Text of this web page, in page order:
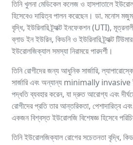
তিনি খুলনা মেডিকেল কলেজ ও হাসপাতালে
হিসেবেও দায়িত্ব পালন করেছেন। ডা. মনোস
বৃদ্ধি, ইউরিনারি ট্র্যাক্ট ইনফেকশন (UTI),
ব্লাড ইন ইউরিন, কিডনি ও ইউরিনারি ট্র্যাক্ট
ইউরোলজিক্যাল সমস্যা নিরাময়ে পারদর্শী।
তিনি রোগীদের জন্য আধুনিক সার্জারি,
সার্জারি এবং অন্যান্য minimally invasive
পদ্ধতি ব্যবহার করেন, যা দ্রুত আরোগ্য এবং
রোগীদের প্রতি তার আন্তরিকতা, পেশাদারিত্ব এবং
একজন বিশ্বস্ত ইউরোলজি বিশেষজ্ঞ হিসেবে
তিনি ইউরোলজিক্যাল রোগের সচেতনতা বৃদ্ধি,